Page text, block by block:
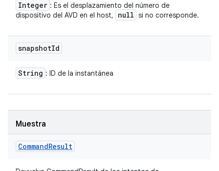
Integer : Es el desplazamiento del número de
dispositivo del AVD en el host,
null si no corresponde.
snapshotId
String : ID de la instantánea
Muestra
CommandResult